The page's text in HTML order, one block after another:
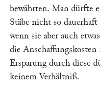
bewährten. Man dürfte
Stäbe nicht so
wenn sie aber auch
die
Ersparung durch diese
keinem Verhältniß.